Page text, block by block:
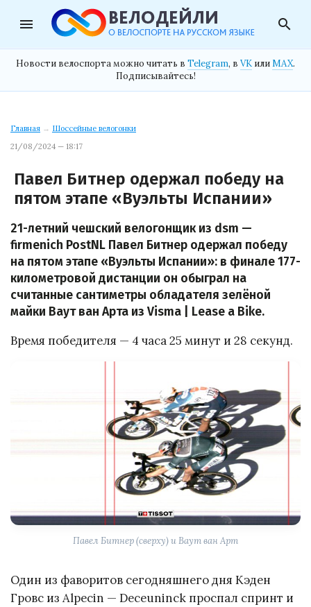
menu search
Новости велоспорта можно читать в Telegram, в VK илиMAX.
Подписывайтесь!
Главная → Шоссейные велогонки
21/08/2024 — 18:17
Павел Битнер одержал победу на
пятом этапе «Вуэльты Испании»
21-летний чешский велогонщик из dsm —
firmenich PostNL Павел Битнер одержал победу
на пятом этапе «Вуэльты Испании»: в финале 177-
километровой дистанции он обыграл на
считанные сантиметры обладателя зелёной
майки Ваут ван Арта из Visma | Lease a Bike.
Время победителя — 4 часа 25 минут и 28 секунд.
Павел Битнер (сверху) и Ваут ван Арт
Один из фаворитов сегодняшнего дня Кэден
Гровс из Alpecin — Deceuninck проспал спринт и